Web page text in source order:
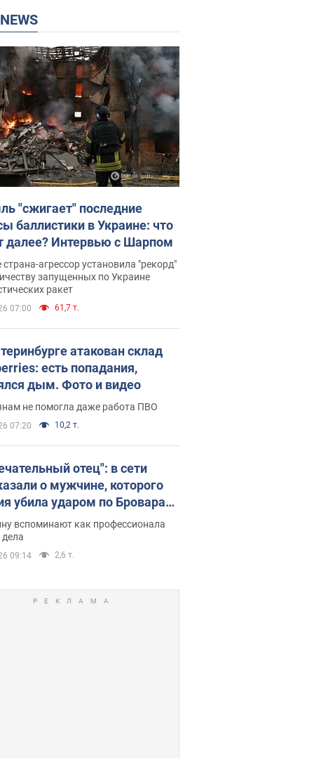
NEWS
"сжигает" последние
баллистики в Украине: что
далее? Интервью с Шарпом
агрессор установила "рекорд"
запущенных по Украине
ракет
07:00 61,7 т.
атакован склад
есть попадания,
дым. Фото и видео
не помогла даже работа ПВО
07:20 10,2 т.
отец": в сети
о мужчине, которого
убила ударом по Броварам.
вспоминают как профессионала
дела
09:14 2,6 т.